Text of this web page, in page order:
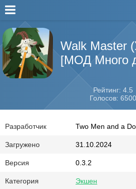
Walk Master
[МОД Много
Рейтинг: 4.5
Голосов: 6500
Разработчик Two Men and a
Загружено 31.10.2024
Версия 0.3.2
Категория Экшен